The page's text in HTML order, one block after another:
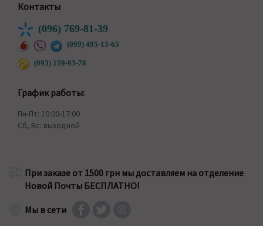
Контакты
(096) 769-81-39
(099) 495-13-65
(093) 159-93-78
График работы:
Пн-Пт: 10:00-17:00
Сб, Вс: выходной
При заказе от 1500 грн мы доставляем на отделение
Новой Почты БЕСПЛАТНО!
Мы в сети